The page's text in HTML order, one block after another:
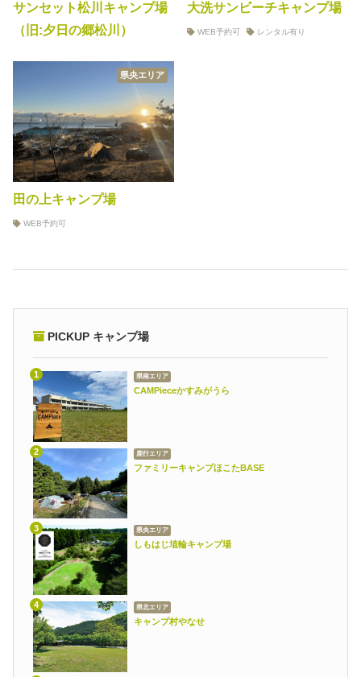
サンセット松川キャンプ場
（旧:夕日の郷松川）
大洗サンビーチキャンプ場
WEB予約可 レンタル有り
県央エリア
田の上キャンプ場
WEB予約可
PICKUP キャンプ場
県南エリア
CAMPieceかすみがうら
鹿行エリア
ファミリーキャンプほこたBASE
県央エリア
しもはじ埴輪キャンプ場
県北エリア
キャンプ村やなせ